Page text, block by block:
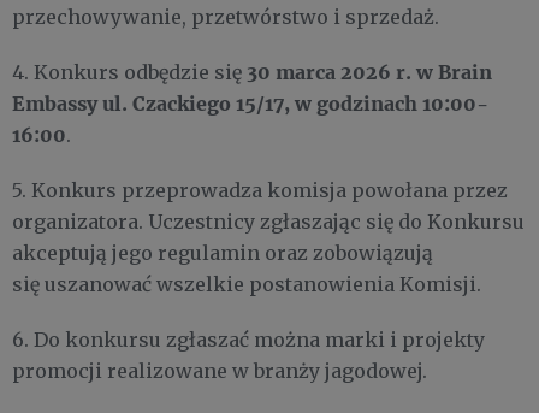
przechowywanie, przetwórstwo i sprzedaż.
4. Konkurs odbędzie się 30 marca 2026 r. w Brain
Embassy ul. Czackiego 15/17, w godzinach 10:00-
16:00.
5. Konkurs przeprowadza komisja powołana przez
organizatora. Uczestnicy zgłaszając się do Konkursu
akceptują jego regulamin oraz zobowiązują
się uszanować wszelkie postanowienia Komisji.
6. Do konkursu zgłaszać można marki i projekty
promocji realizowane w branży jagodowej.